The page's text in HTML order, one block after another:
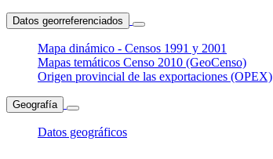
Datos georreferenciados
Mapa dinámico - Censos 1991 y 2001
Mapas temáticos Censo 2010 (GeoCenso)
Origen provincial de las exportaciones (OPEX)
Geografía
Datos geográficos